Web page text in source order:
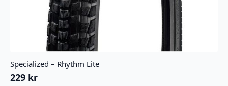
Specialized – Rhythm Lite
229 kr